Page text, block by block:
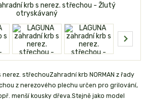
nerez. střechouZahradní krb NORMAN z řady
z nerezového plechu určen pro grilování,
menší kousky dřeva.Stejně jako model